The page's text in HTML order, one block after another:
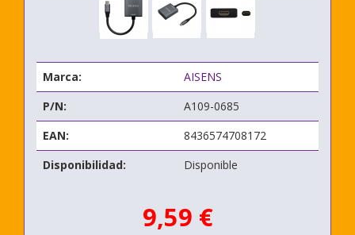
Marca:
AISENS
P/N:
A109-0685
EAN:
8436574708172
Disponibilidad:
Disponible
9,59 €